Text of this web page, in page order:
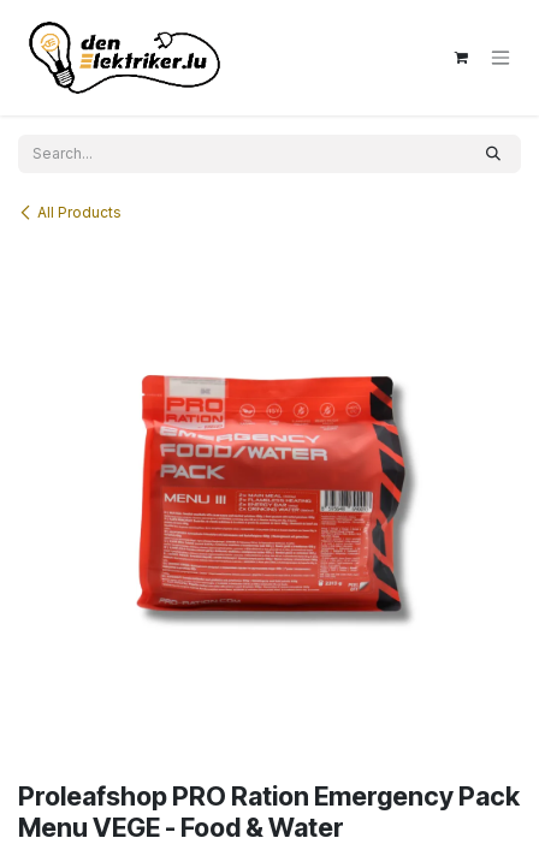
All Products
Proleafshop PRO Ration Emergency Pack
Menu VEGE - Food & Water